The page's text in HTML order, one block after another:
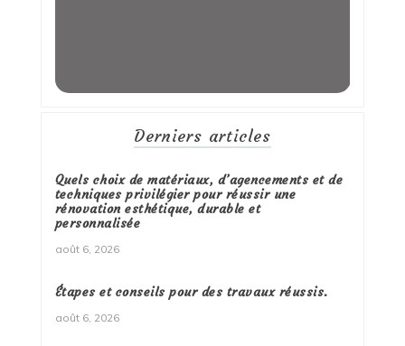
Derniers articles
Quels choix de matériaux, d’agencements et de
techniques privilégier pour réussir une
rénovation esthétique, durable et
personnalisée
août 6, 2026
Étapes et conseils pour des travaux réussis.
août 6, 2026